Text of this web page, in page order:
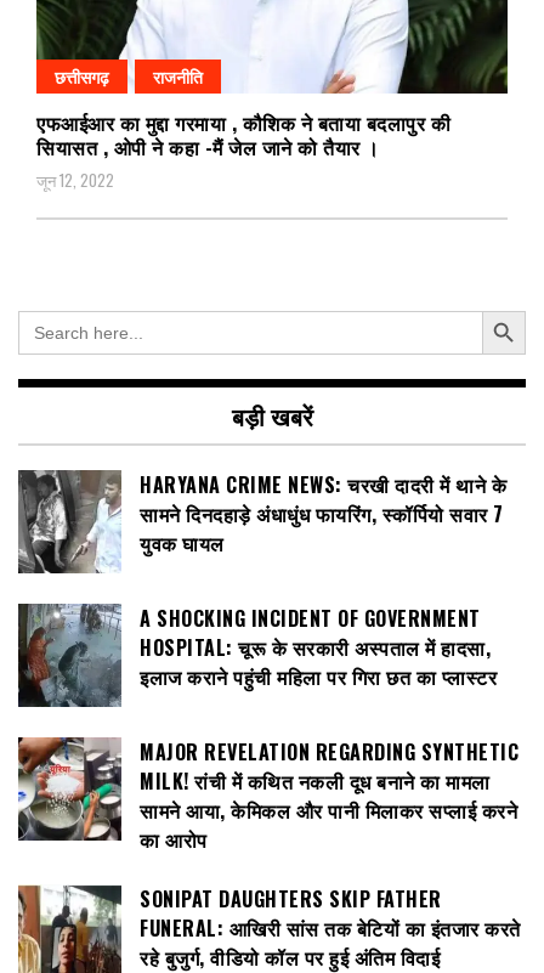
छत्तीसगढ़ राजनीति
एफआईआर का मुद्दा गरमाया , कौशिक ने बताया बदलापुर की
सियासत , ओपी ने कहा -मैं जेल जाने को तैयार ।
जून 12, 2022
Search
for:
Search Button
बड़ी खबरें
HARYANA CRIME NEWS: चरखी दादरी में थाने के
सामने दिनदहाड़े अंधाधुंध फायरिंग, स्कॉर्पियो सवार 7
युवक घायल
A SHOCKING INCIDENT OF GOVERNMENT
HOSPITAL: चूरू के सरकारी अस्पताल में हादसा,
इलाज कराने पहुंची महिला पर गिरा छत का प्लास्टर
MAJOR REVELATION REGARDING SYNTHETIC
MILK! रांची में कथित नकली दूध बनाने का मामला
सामने आया, केमिकल और पानी मिलाकर सप्लाई करने
का आरोप
SONIPAT DAUGHTERS SKIP FATHER
FUNERAL: आखिरी सांस तक बेटियों का इंतजार करते
रहे बुजुर्ग, वीडियो कॉल पर हुई अंतिम विदाई